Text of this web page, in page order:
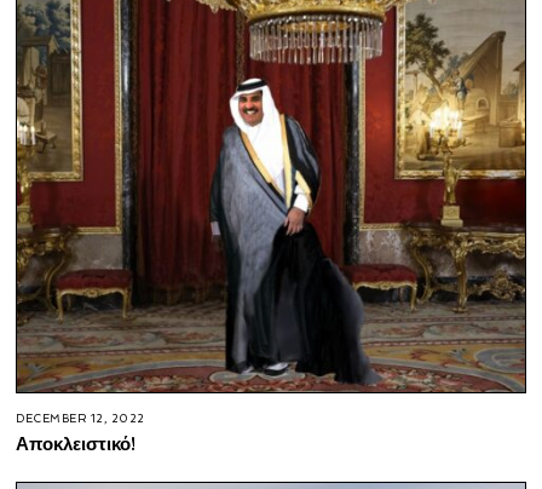
DECEMBER 12, 2022
Αποκλειστικό!